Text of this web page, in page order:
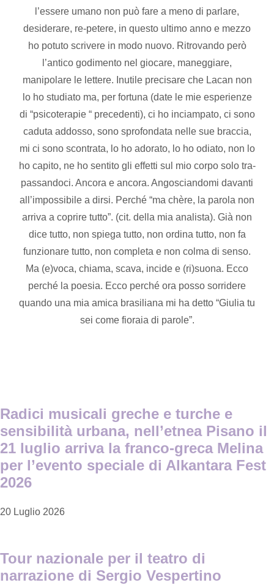
l’essere umano non può fare a meno di parlare,
desiderare, re-petere, in questo ultimo anno e mezzo
ho potuto scrivere in modo nuovo. Ritrovando però
l’antico godimento nel giocare, maneggiare,
manipolare le lettere. Inutile precisare che Lacan non
lo ho studiato ma, per fortuna (date le mie esperienze
di “psicoterapie “ precedenti), ci ho inciampato, ci sono
caduta addosso, sono sprofondata nelle sue braccia,
mi ci sono scontrata, lo ho adorato, lo ho odiato, non lo
ho capito, ne ho sentito gli effetti sul mio corpo solo tra-
passandoci. Ancora e ancora. Angosciandomi davanti
all’impossibile a dirsi. Perché “ma chère, la parola non
arriva a coprire tutto”. (cit. della mia analista). Già non
dice tutto, non spiega tutto, non ordina tutto, non fa
funzionare tutto, non completa e non colma di senso.
Ma (e)voca, chiama, scava, incide e (ri)suona. Ecco
perché la poesia. Ecco perché ora posso sorridere
quando una mia amica brasiliana mi ha detto “Giulia tu
sei come fioraia di parole”.
Radici musicali greche e turche e
sensibilità urbana, nell’etnea Pisano il
21 luglio arriva la franco-greca Melina
per l’evento speciale di Alkantara Fest
2026
20 Luglio 2026
Tour nazionale per il teatro di
narrazione di Sergio Vespertino